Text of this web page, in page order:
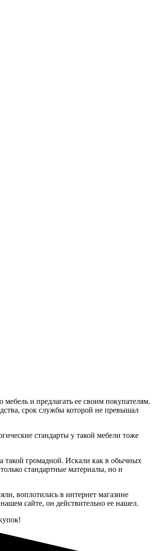
и предлагать ее своим покупателям.
срок службы которой не превышал
стандарты у такой мебели тоже
такой громадной. Искали как в обычных
стандартные материалы, но и
воплотилась в интернет магазине
сайте, он действительно ее нашел.